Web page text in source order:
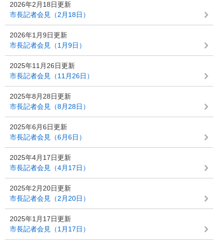
2026年2月18日更新
市長記者会見（2月18日）
2026年1月9日更新
市長記者会見（1月9日）
2025年11月26日更新
市長記者会見（11月26日）
2025年8月28日更新
市長記者会見（8月28日）
2025年6月6日更新
市長記者会見（6月6日）
2025年4月17日更新
市長記者会見（4月17日）
2025年2月20日更新
市長記者会見（2月20日）
2025年1月17日更新
市長記者会見（1月17日）